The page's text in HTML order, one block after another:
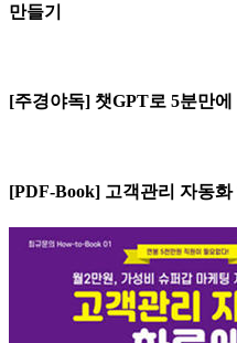
만들기
[주경야독] 챗GPT로 5분만에
[PDF-Book] 고객관리 자동